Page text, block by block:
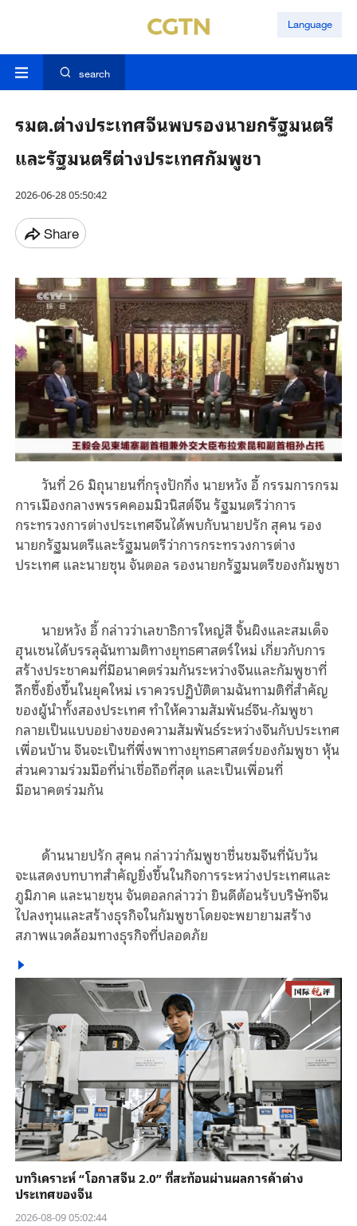
Language
search
รมต.ต่างประเทศจีนพบรองนายกรัฐมนตรี
และรัฐมนตรีต่างประเทศกัมพูชา
2026-06-28 05:50:42
Share
วันที่26 มิถุนายนที่กรุงปักกื่งนายหวัง อี้กรรมการกรม
การเมืองกลางพรรคคอมมิวนิสต์จีนรัฐมนตรีว่าการ
กระทรวงการต่างประเทศจีนได้พบกับนายปรัก สุคนรอง
นายกรัฐมนตรีและรัฐมนตรีว่าการกระทรวงการต่าง
ประเทศและนายซุนจันตอลรองนายกรัฐมนตรีของกัมพูชา
นายหวัง อี้กล่าวว่าเลขาธิการใหญ่สีจิ้นผิงและสมเด็จ
ฮุนเซนได้บรรลุฉันทามติทางยุทธศาสตร์ใหม่ เกี่ยวกับการ
สร้างประชาคมที่มีอนาคตร่วมกันระหว่างจีนและกัมพูชาที่
ลึกซึ้งยิ่งขึ้นในยุคใหม่ เราควรปฏิบัติตามฉันทามติที่สําคัญ
ของผู้นําทั้งสองประเทศทําให้ความสัมพันธ์จีน-กัมพูชา
กลายเป็นแบบอย่างของความสัมพันธ์ระหว่างจีนกับประเทศ
เพื่อนบ้านจีนจะเป็นที่พึ่งพาทางยุทธศาสตร์ของกัมพูชาหุ้น
ส่วนความร่วมมือที่น่าเชื่อถือที่สุด และเป็นเพื่อนที่
มีอนาคตร่วมกัน
ด้านนายปรัก สุคนกล่าวว่ากัมพูชาชื่นชมจีนที่นับวัน
จะแสดงบทบาทสำคัญยิ่งขึ้นในกิจการระหว่างประเทศและ
ภูมิภาค และนายซุนจันตอลกล่าวว่า ยินดีต้อนรับบริษัทจีน
ไปลงทุนและสร้างธุรกิจในกัมพูชาโดยจะพยายามสร้าง
สภาพแวดล้อมทางธุรกิจที่ปลอดภัย
บทวิเคราะห์ “โอกาสจีน 2.0” ที่สะท้อนผ่านผลการค้าต่าง
ประเทศของจีน
2026-08-09 05:02:44